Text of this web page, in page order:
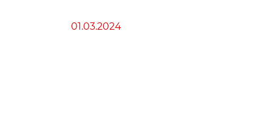
01.03.2024